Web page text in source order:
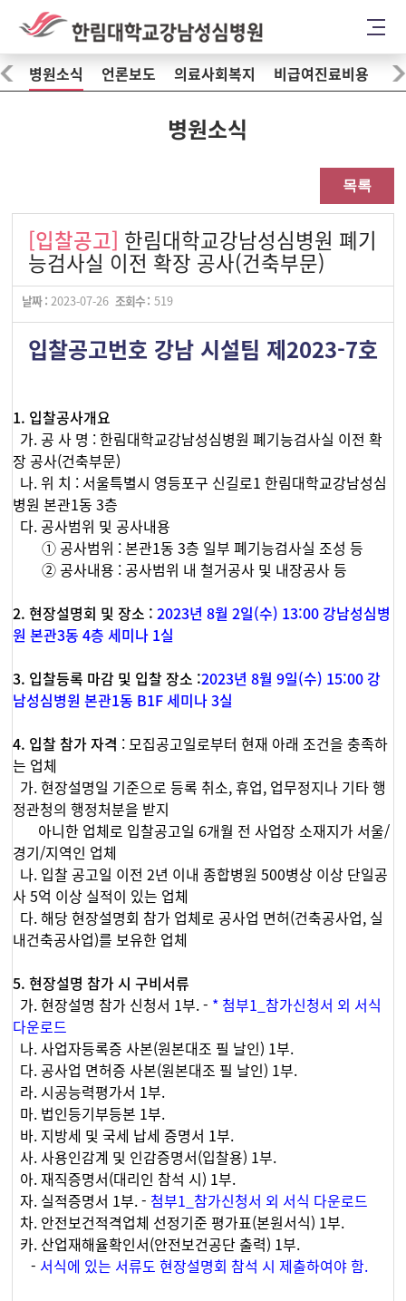
병원소식 언론보도 의료사회복지 비급여진료비용
병원소식
목록
[입찰공고]
한림대학교강남성심병원 폐기
능검사실 이전 확장 공사(건축부문)
날짜 : 2023-07-26 조회수 : 519
입찰공고번호 강남 시설팀 제2023-7호
1. 입찰공사개요
가. 공 사 명 : 한림대학교강남성심병원 폐기능검사실 이전 확
장 공사(건축부문)
나. 위 치 : 서울특별시 영등포구 신길로1 한림대학교강남성심
병원 본관1동 3층
다. 공사범위 및 공사내용
① 공사범위 : 본관1동 3층 일부 폐기능검사실 조성 등
② 공사내용 : 공사범위 내 철거공사 및 내장공사 등
2. 현장설명회 및 장소 :2023년 8월 2일(수) 13:00 강남성심병
원 본관3동 4층 세미나 1실
3. 입찰등록 마감 및 입찰 장소 :2023년 8월 9일(수) 15:00 강
남성심병원 본관1동 B1F 세미나 3실
4. 입찰 참가 자격 : 모집공고일로부터 현재 아래 조건을 충족하
는 업체
가. 현장설명일 기준으로 등록 취소, 휴업, 업무정지나 기타 행
정관청의 행정처분을 받지
아니한 업체로 입찰공고일 6개월 전 사업장 소재지가 서울/
경기/지역인 업체
나. 입찰 공고일 이전 2년 이내 종합병원 500병상 이상 단일공
사 5억 이상 실적이 있는 업체
다. 해당 현장설명회 참가 업체로 공사업 면허(건축공사업, 실
내건축공사업)를 보유한 업체
5. 현장설명 참가 시 구비서류
가. 현장설명 참가 신청서 1부. - * 첨부1_참가신청서 외 서식
다운로드
나. 사업자등록증 사본(원본대조 필 날인) 1부.
다. 공사업 면허증 사본(원본대조 필 날인) 1부.
라. 시공능력평가서 1부.
마. 법인등기부등본 1부.
바. 지방세 및 국세 납세 증명서 1부.
사. 사용인감계 및 인감증명서(입찰용) 1부.
아. 재직증명서(대리인 참석 시) 1부.
자. 실적증명서 1부. - 첨부1_참가신청서 외 서식 다운로드
차. 안전보건적격업체 선정기준 평가표(본원서식) 1부.
카. 산업재해율확인서(안전보건공단 출력) 1부.
- 서식에 있는 서류도 현장설명회 참석 시 제출하여야 함.